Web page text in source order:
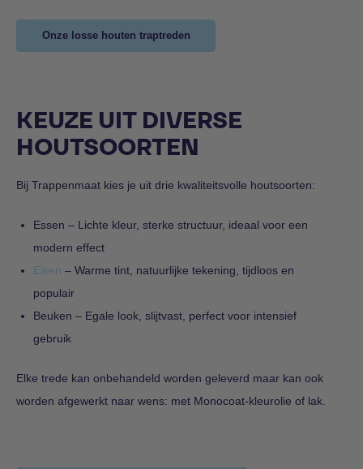
Onze losse houten traptreden
KEUZE UIT DIVERSE
HOUTSOORTEN
Bij Trappenmaat kies je uit drie kwaliteitsvolle houtsoorten:
Essen – Lichte kleur, sterke structuur, ideaal voor een
modern effect
Eiken – Warme tint, natuurlijke tekening, tijdloos en
populair
Beuken – Egale look, slijtvast, perfect voor intensief
gebruik
Elke trede kan onbehandeld worden geleverd maar kan ook
worden afgewerkt naar wens: met Monocoat-kleurolie of lak.